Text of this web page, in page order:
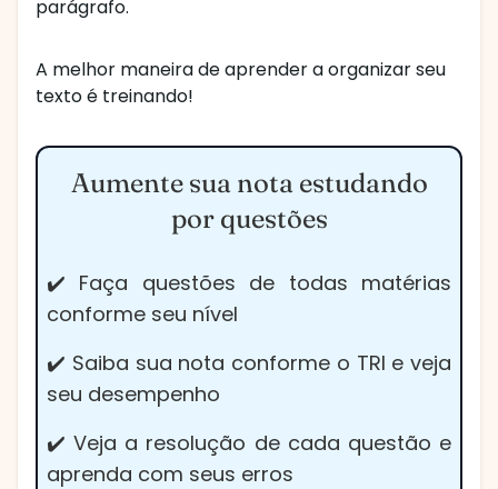
parágrafo.
A melhor maneira de aprender a organizar seu
texto é treinando!
Aumente sua nota estudando
por questões
✔️ Faça questões de todas matérias
conforme seu nível
✔️ Saiba sua nota conforme o TRI e veja
seu desempenho
✔️ Veja a resolução de cada questão e
aprenda com seus erros